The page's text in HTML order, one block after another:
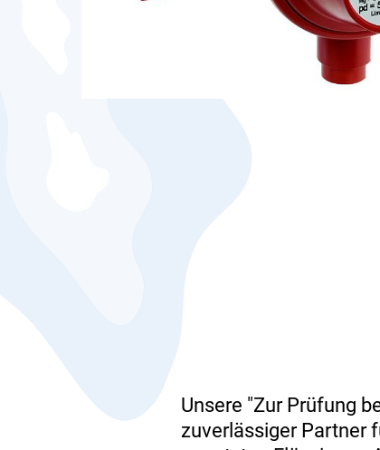
Unsere "Zur Prüfung
zuverlässiger Partner